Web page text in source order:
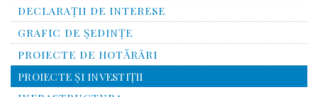
DECLARAŢII DE INTERESE
GRAFIC DE ŞEDINŢE
PROIECTE DE HOTĂRÂRI
PROIECTE ŞI INVESTIŢII